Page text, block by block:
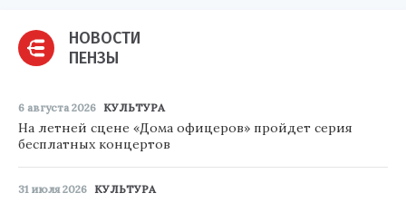
НОВОСТИ
ПЕНЗЫ
6 августа 2026 КУЛЬТУРА
На летней сцене «Дома офицеров» пройдет серия
бесплатных концертов
31 июля 2026 КУЛЬТУРА